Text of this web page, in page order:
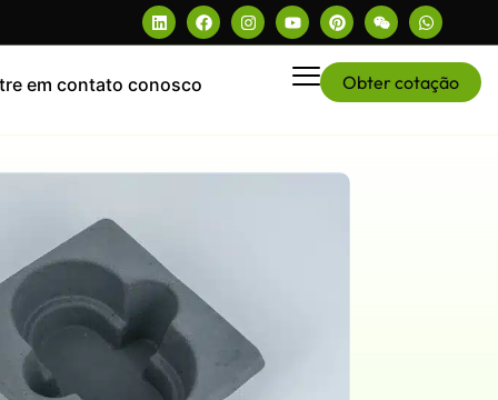
em contato conosco Obter cotação